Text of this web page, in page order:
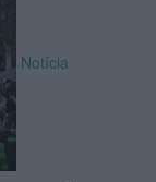
Notícia